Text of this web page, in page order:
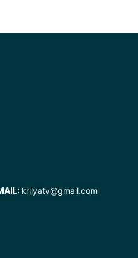
krilyatv@gmail.com